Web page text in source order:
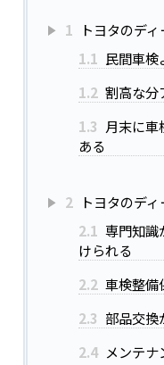
1
トヨタのデ
1.1 民間車検
1.2 割高な分
1.3 月末に
ある
2
トヨタのデ
2.1 専門知識
けられる
2.2 車検整備
2.3 部品交換
2.4 メンテ